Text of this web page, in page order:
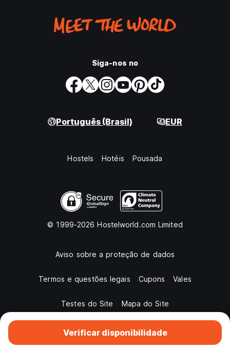
Verificar disponibilidade
Siga-nos no
Português (Brasil) EUR
Hostels Hotéis Pousada
© 1999-2026 Hostelworld.com Limited
Aviso sobre a proteção de dados
Termos e questões legais Cupons Vales
Testes do Site Mapa do Site